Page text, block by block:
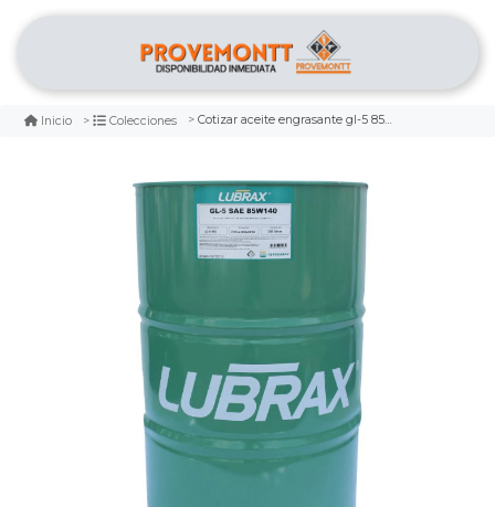
Inicio Colecciones Cotizar aceite engrasante gl-5 85w/140 tb 208 litros lubrax